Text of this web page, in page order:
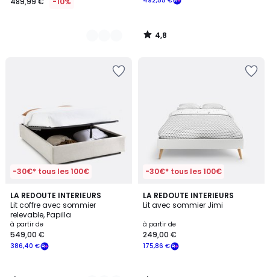
4,8
/
-30€* tous les 100€
LA REDOUTE INTERIEURS
Lit coffre avec sommier
relevable, Papilla
à partir de
386,40 €
549,00 €
3,8
/ 5
2
Couleurs
-30€* tous les 100€
LA REDOUTE INTERIEURS
Lit avec sommier Jimi
à partir de
175,86 €
249,00 €
3,6
/ 5